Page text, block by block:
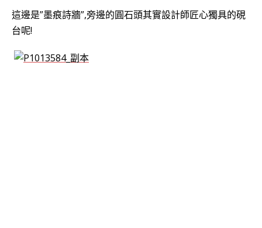
這邊是”墨痕詩牆”,旁邊的圓石頭其實設計師匠心獨具的硯
台呢!